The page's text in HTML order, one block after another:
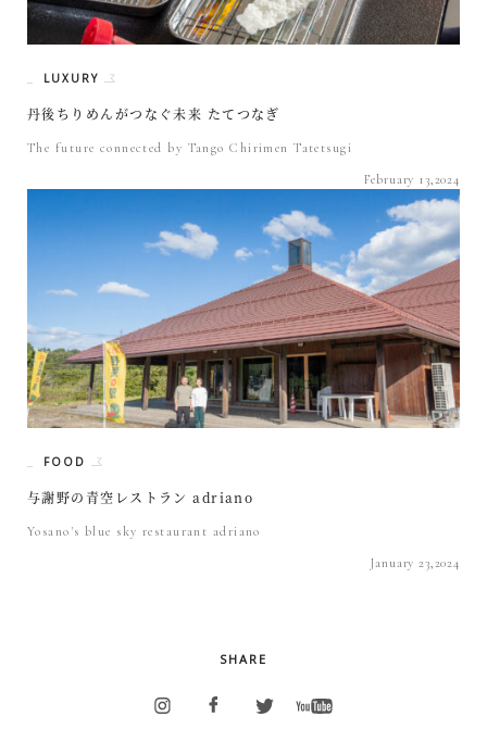
LUXURY
丹後ちりめんがつなぐ未来 たてつなぎ
The future connected by Tango Chirimen Tatetsugi
February 13,2024
FOOD
与謝野の青空レストラン adriano
Yosano's blue sky restaurant adriano
January 23,2024
SHARE